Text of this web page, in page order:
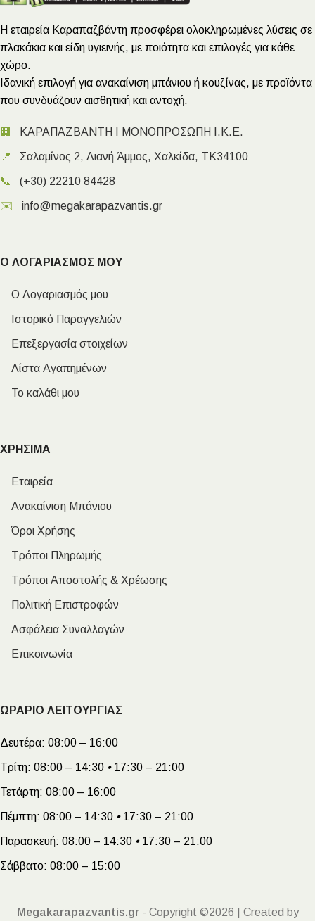
Η εταιρεία Καραπαζβάντη προσφέρει ολοκληρωμένες λύσεις σε
πλακάκια και είδη υγιεινής, με ποιότητα και επιλογές για κάθε
χώρο.
Ιδανική επιλογή για ανακαίνιση μπάνιου ή κουζίνας, με προϊόντα
που συνδυάζουν αισθητική και αντοχή.
🏢 ΚΑΡΑΠΑΖΒΑΝΤΗ Ι ΜΟΝΟΠΡΟΣΩΠΗ Ι.Κ.Ε.
📍 Σαλαμίνος 2, Λιανή Άμμος, Χαλκίδα, ΤΚ34100
📞 (+30) 22210 84428
✉️ info@megakarapazvantis.gr
Ο ΛΟΓΑΡΙΑΣΜΟΣ ΜΟΥ
Ο Λογαριασμός μου
Ιστορικό Παραγγελιών
Επεξεργασία στοιχείων
Λίστα Αγαπημένων
Το καλάθι μου
ΧΡΗΣΙΜΑ
Εταιρεία
Ανακαίνιση Μπάνιου
Όροι Χρήσης
Τρόποι Πληρωμής
Τρόποι Αποστολής & Χρέωσης
Πολιτική Επιστροφών
Ασφάλεια Συναλλαγών
Επικοινωνία
ΩΡΑΡΙΟ ΛΕΙΤΟΥΡΓΙΑΣ
Δευτέρα: 08:00 – 16:00
Τρίτη: 08:00 – 14:30 •17:30 – 21:00
Τετάρτη: 08:00 – 16:00
Πέμπτη: 08:00 – 14:30 •17:30 – 21:00
Παρασκευή: 08:00 – 14:30 •17:30 – 21:00
Σάββατο: 08:00 – 15:00
Megakarapazvantis.gr- Copyright ©2026 | Created by